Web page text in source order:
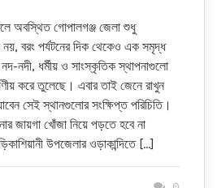
অবস্থিত গোপালগঞ্জ জেলা শুধু
বরং পর্যটনের দিক থেকেও এক সমৃদ্ধ
নদী, ধর্মীয় ও সাংস্কৃতিক স্থাপনাগুলো
করে তুলেছে। এবার তাই জেনে রাখুন
সেই স্থানগুলোর সংক্ষিপ্ত পরিচিতি।
জায়গা খোঁজা নিয়ে পড়তে হবে না
উপজেলার ওড়াকান্দিতে […]